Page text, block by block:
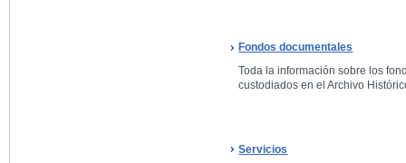
Fondos documentales
Toda la información sobre los
custodiados en el Archivo
Servicios